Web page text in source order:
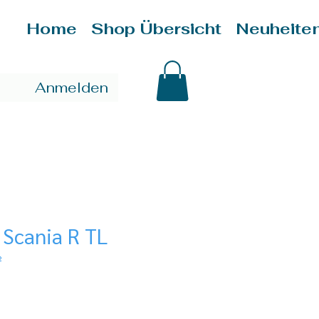
Home Shop Übersicht
Anmelden
R TL